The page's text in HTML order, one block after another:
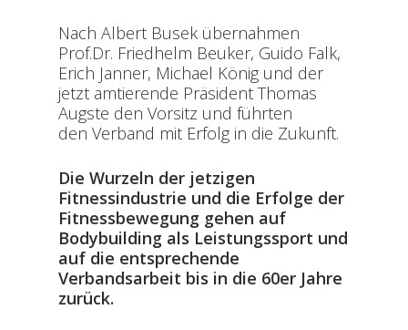
Nach Albert Busek übernahmen
Prof.Dr. Friedhelm Beuker, Guido Falk,
Erich Janner, Michael König und der
jetzt amtierende Präsident Thomas
Augste den Vorsitz und führten
den Verband mit Erfolg in die Zukunft.
Die Wurzeln der jetzigen
Fitnessindustrie und die Erfolge der
Fitnessbewegung gehen auf
Bodybuilding als Leistungssport und
auf die entsprechende
Verbandsarbeit bis in die 60er Jahre
zurück.